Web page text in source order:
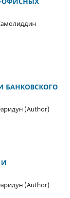
БАНКОВСКОГО
(Author)
И
(Author)